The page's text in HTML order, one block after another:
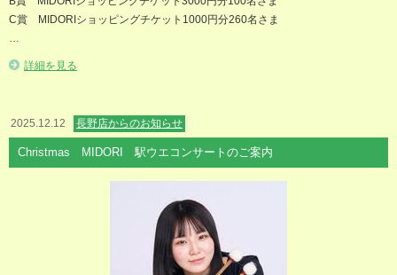
C賞 MIDORIショッピングチケット1000円分260名さま
…
詳細を見る
2025.12.12 長野店からのお知らせ
Christmas MIDORI 駅ウエコンサートのご案内